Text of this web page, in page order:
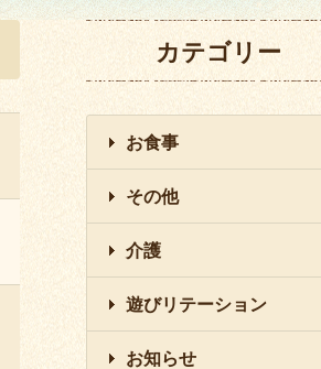
カテゴリー
お食事
その他
介護
遊びリテーション
お知らせ